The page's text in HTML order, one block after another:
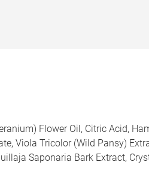
Flower Oil, Citric Acid,
Viola Tricolor (Wild Pansy)
Saponaria Bark Extract,